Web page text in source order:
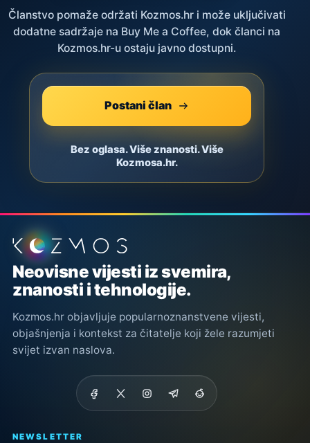
Članstvo pomaže održati Kozmos.hr i može uključivati
dodatne sadržaje na Buy Me a Coffee, dok članci na
Kozmos.hr-u ostaju javno dostupni.
Postani član
Bez oglasa. Više znanosti. Više
Kozmosa.hr.
Podnožje stranice
Neovisne vijesti iz svemira,
znanosti i tehnologije.
Kozmos.hr objavljuje popularnoznanstvene vijesti,
objašnjenja i kontekst za čitatelje koji žele razumjeti
svijet izvan naslova.
NEWSLETTER